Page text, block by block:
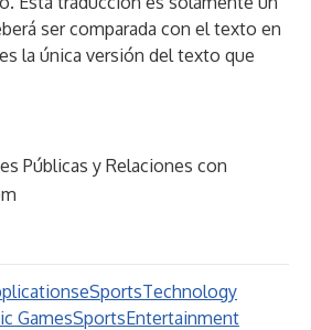
ser comparada con el texto en
la única versión del texto que
Públicas y Relaciones con
eSportsTechnology
GamesSportsEntertainment